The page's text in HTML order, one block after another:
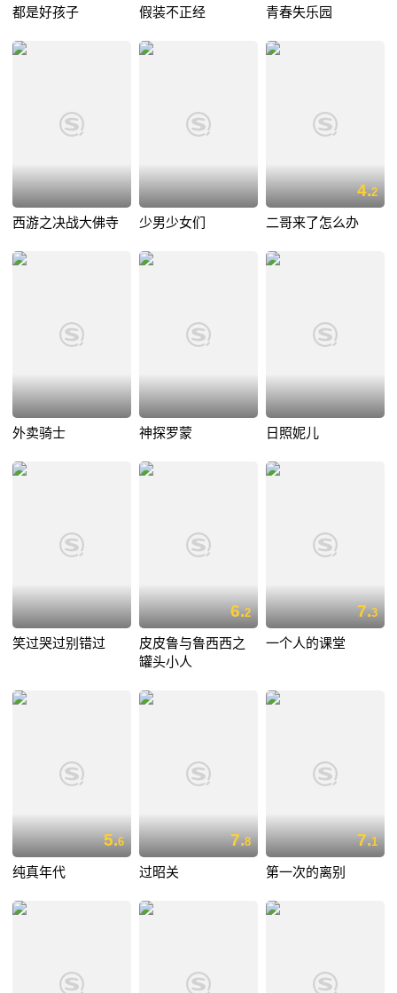
都是好孩子 假装不正经 青春失乐园
西游之决战大佛寺 少男少女们
4.2
二哥来了怎么办
外卖骑士 神探罗蒙 日照妮儿
笑过哭过别错过
6.2
皮皮鲁与鲁西西之
罐头小人
7.3
一个人的课堂
5.6
纯真年代
7.8
过昭关
7.1
第一次的离别